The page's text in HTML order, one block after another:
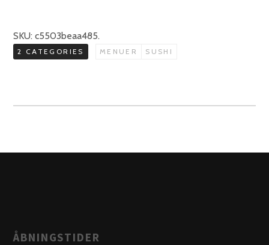
stk.
antal
SKU: c5503beaa485.
2 CATEGORIES MENUER SUSHI
ÅBNINGSTIDER